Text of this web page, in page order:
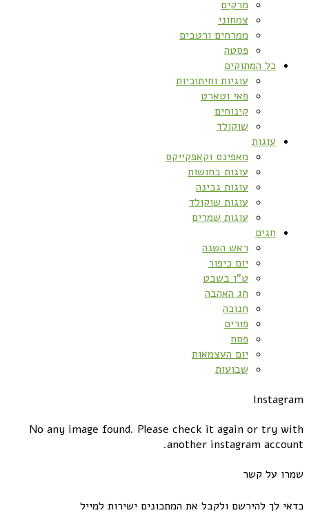
מרקים
צמחוני
ממרחים ורטבים
פסטה
כל המתוקים
עוגיות וחיתוכיות
פאי וטארט
קינוחים
שוקולד
עוגות
מאפינס וקאפקייקס
עוגות בחושות
עוגות גבינה
עוגות שוקולד
עוגות שמרים
חגים
ראש השנה
יום כיפור
ט”ו בשבט
חג האהבה
חנוכה
פורים
פסח
יום העצמאות
שבועות
Instagram
No any image found. Please check it again or try with
another instagram account.
שמרו על קשר
כדאי לך להירשם ולקבל את המתכונים ישירות למייל